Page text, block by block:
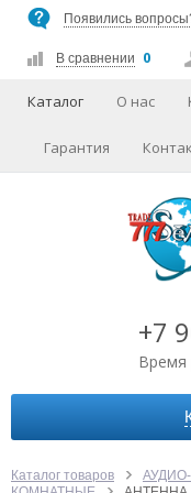
Появились
В сравнении 0
Каталог О нас
Гарантия
+7
Время
Каталог товаров